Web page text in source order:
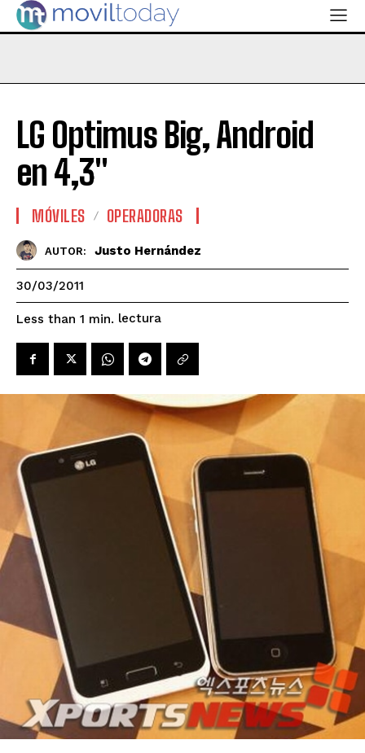
LG Optimus Big, Android
en 4,3"
MÓVILES OPERADORAS
AUTOR: Justo Hernández
30/03/2011
Less than 1 min. lectura